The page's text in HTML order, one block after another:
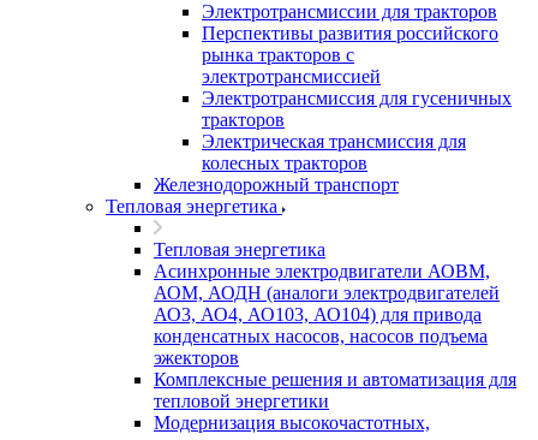
Электротрансмиссии для тракторов
Перспективы развития российского
рынка тракторов с
электротрансмиссией
Электротрансмиссия для гусеничных
тракторов
Электрическая трансмиссия для
колесных тракторов
Железнодорожный транспорт
Тепловая энергетика
Тепловая энергетика
Асинхронные электродвигатели АОВМ,
АОМ, АОДН (аналоги электродвигателей
АО3, АО4, АО103, АО104) для привода
конденсатных насосов, насосов подъема
эжекторов
Комплексные решения и автоматизация для
тепловой энергетики
Модернизация высокочастотных,